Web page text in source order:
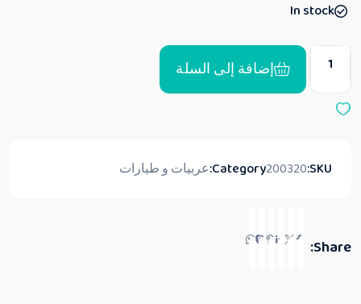
م
ن
In stock
إضافة إلى السلة
SKU:
200320
Category: عربيات و طيارات
Share: